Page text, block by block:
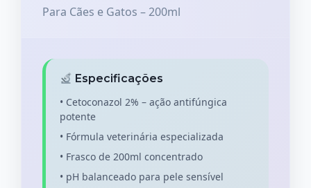
Para Cães e Gatos – 200ml
Especificações
• Cetoconazol 2% – ação antifúngica
potente
• Fórmula veterinária especializada
• Frasco de 200ml concentrado
• pH balanceado para pele sensível